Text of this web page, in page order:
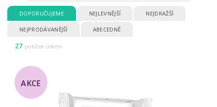
DOPORUČUJEME NEJLEVNĚJŠÍ NEJDRAŽŠÍ
NEJPRODÁVANĚJŠÍ ABECEDNĚ
27 položek celkem
AKCE